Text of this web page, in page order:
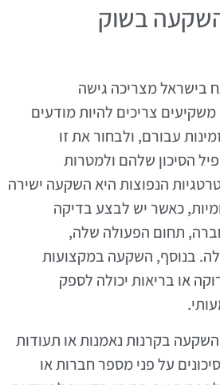
בשוק
מצריכה גישה
צריכים להיות מודעים
עבורם, ולבחור את זו
הסיכון שלהם ולמטרות
הנפוצות היא השקעה ישירה
כאשר יש לבצע בדיקה
תחום הפעולה שלה,
בנוסף, השקעה במקצועות
או בריאות יכולה לספק
בקרנות נאמנות או תעודות
על פני מספר חברות או